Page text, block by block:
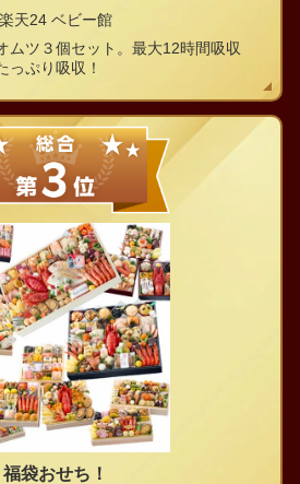
楽天24 ベビー館
ムツ３個セット。最大12時間吸収
っぷり吸収！
福袋おせち！